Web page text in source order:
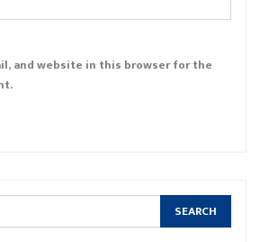
and website in this browser for the